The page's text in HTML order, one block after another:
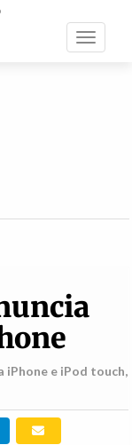
Toggle
iPhone e iPod touch,